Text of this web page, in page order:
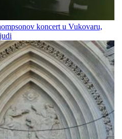
koncert u Vukovaru,